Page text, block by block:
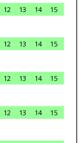
12 13 14
15
12 13 14
15
12 13 14
15
12 13 14
15